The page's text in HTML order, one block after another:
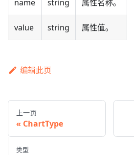
name string 属性名称。
value string 属性值。
编辑此页
上一页
ChartType
类型